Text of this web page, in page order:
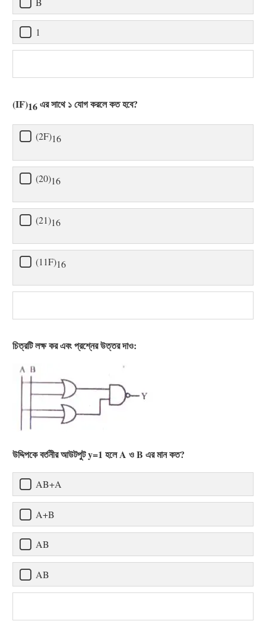
1
(IF)16এর সাথে ১ যোগ করলে কত হবে?
(2F)16
(20)16
(21)16
(11F)16
চিত্রটি লক্ষ কর এবং প্রশ্নের উত্তর দাও:
উদ্দিপকে বর্তনীর আউটপুট y=1 হলে A ও B এর মান কত?
AB+A
A+B
AB
AB